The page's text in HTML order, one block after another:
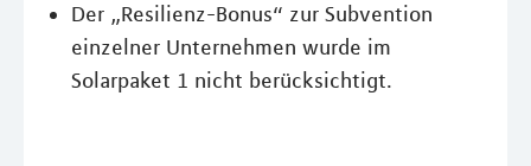
Der „Resilienz-Bonus“ zur Subvention
einzelner Unternehmen wurde im
Solarpaket 1 nicht berücksichtigt.